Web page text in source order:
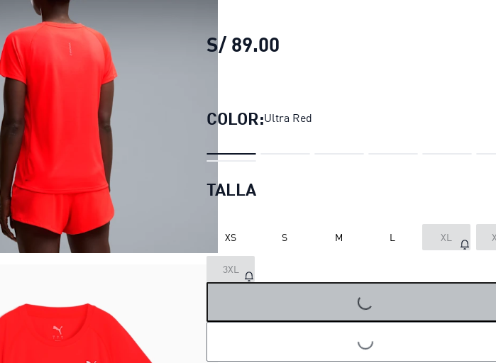
S/ 89.00
COLOR:Ultra Red
TALLA
XS S M L XL
3XL
LOADING...